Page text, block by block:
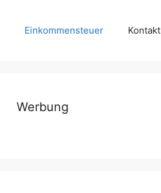
Einkommensteuer Kontakt
Werbung